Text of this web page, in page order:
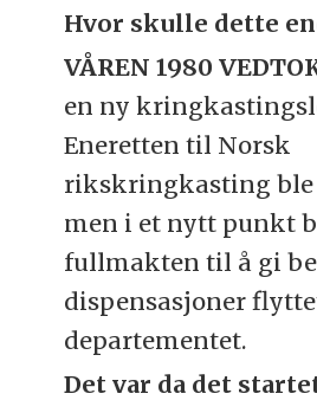
Hvor skulle dette
VÅREN 1980
en ny
Eneretten til Norsk
rikskringkasting ble
men i et nytt punkt
fullmakten til å gi
dispensasjoner
departementet.
Det var da det